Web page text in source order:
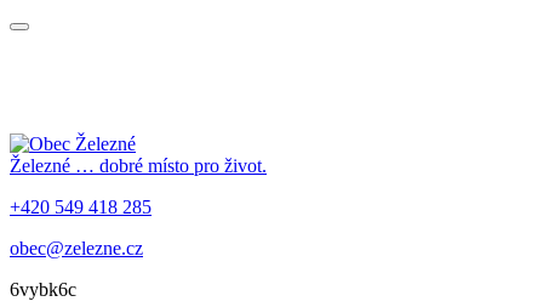
Železné … dobré místo pro život.
+420 549 418 285
obec@zelezne.cz
6vybk6c